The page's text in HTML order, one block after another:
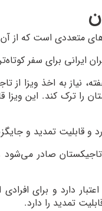
متعددی است که از آن
ایرانی برای سفر
را ترک کند. این ویزا
صادر می‌شود
به مدت 3 ماه اعتبار دارد
تمدید را دارد.